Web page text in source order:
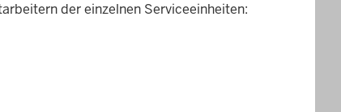
der einzelnen Serviceeinheiten: